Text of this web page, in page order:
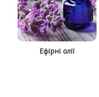
Ефірні олії